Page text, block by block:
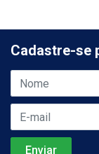
Cadastre-se